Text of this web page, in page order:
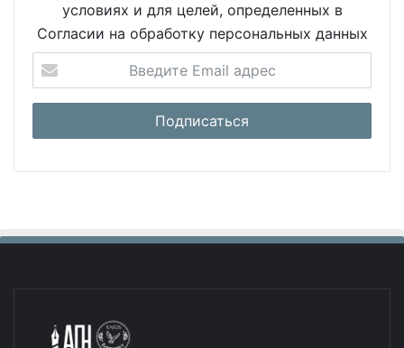
условиях и для целей, определенных в
Согласии на обработку персональных данных